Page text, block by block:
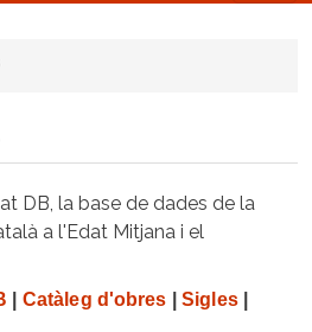
DB, la base de dades de la
a l'Edat Mitjana i el
Catàleg d'obres Sigles|